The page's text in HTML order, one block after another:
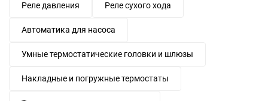
Реле давления Реле сухого хода
Автоматика для насоса
Умные термостатические головки и шлюзы
Накладные и погружные термостаты